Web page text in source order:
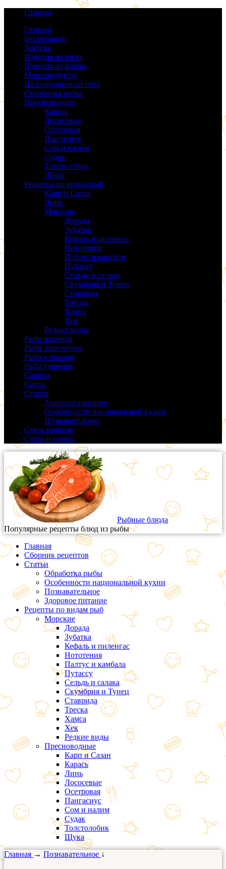
Главная
Главная
Без рубрики
Закуска
Изделия из теста
Изделия из фарша
Морепродукты
На праздничный стол
Обработка рыбы
Пресноводные
Карась
Лососевые
Осетровая
Пангасиус
Сом и налим
Судак
Толстолобик
Щука
Рецепты по видам рыб
Карп и Сазан
Линь
Морские
Дорада
Зубатка
Кефаль и пиленгас
Нототения
Палтус и камбала
Путассу
Сельдь и салака
Скумбрия и Тунец
Ставрида
Треска
Хамса
Хек
Редкие виды
Рыба жареная
Рыба запеченная
Рыба отварная
Рыба тушеная
Салаты
Соусы
Статьи
Здоровое питание
Особенности национальной кухни
Познавательное
Супы рыбные
Суши и роллы
Рыбные блюда
Популярные рецепты блюд из рыбы
Главная
Сборник рецептов
Статьи
Обработка рыбы
Особенности национальной кухни
Познавательное
Здоровое питание
Рецепты по видам рыб
Морские
Дорада
Зубатка
Кефаль и пиленгас
Нототения
Палтус и камбала
Путассу
Сельдь и салака
Скумбрия и Тунец
Ставрида
Треска
Хамса
Хек
Редкие виды
Пресноводные
Карп и Сазан
Карась
Линь
Лососевые
Осетровая
Пангасиус
Сом и налим
Судак
Толстолобик
Щука
Главная → Познавательное ↓